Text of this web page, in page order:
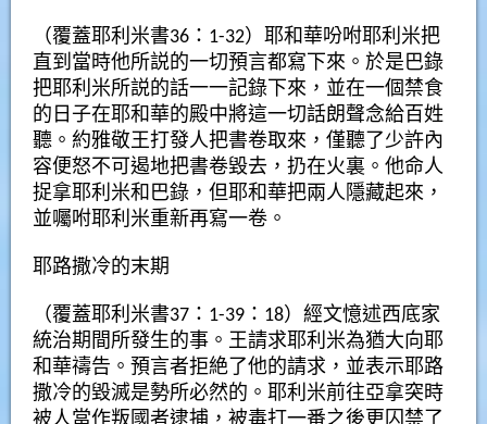
（覆蓋耶利米書36：1-32）耶和華吩咐耶利米把
直到當時他所説的一切預言都寫下來。於是巴錄
把耶利米所説的話一一記錄下來，並在一個禁食
的日子在耶和華的殿中將這一切話朗聲念給百姓
聽。約雅敬王打發人把書卷取來，僅聽了少許內
容便怒不可遏地把書卷毀去，扔在火裏。他命人
捉拿耶利米和巴錄，但耶和華把兩人隱藏起來，
並囑咐耶利米重新再寫一卷。
耶路撒冷的末期
（覆蓋耶利米書37：1-39：18）經文憶述西底家
統治期間所發生的事。王請求耶利米為猶大向耶
和華禱告。預言者拒絶了他的請求，並表示耶路
撒冷的毀滅是勢所必然的。耶利米前往亞拿突時